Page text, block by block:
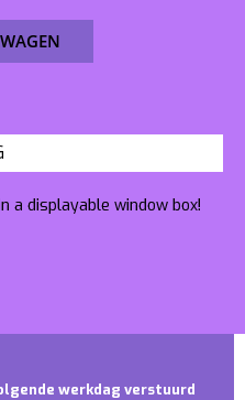
a displayable window box!
werkdag verstuurd